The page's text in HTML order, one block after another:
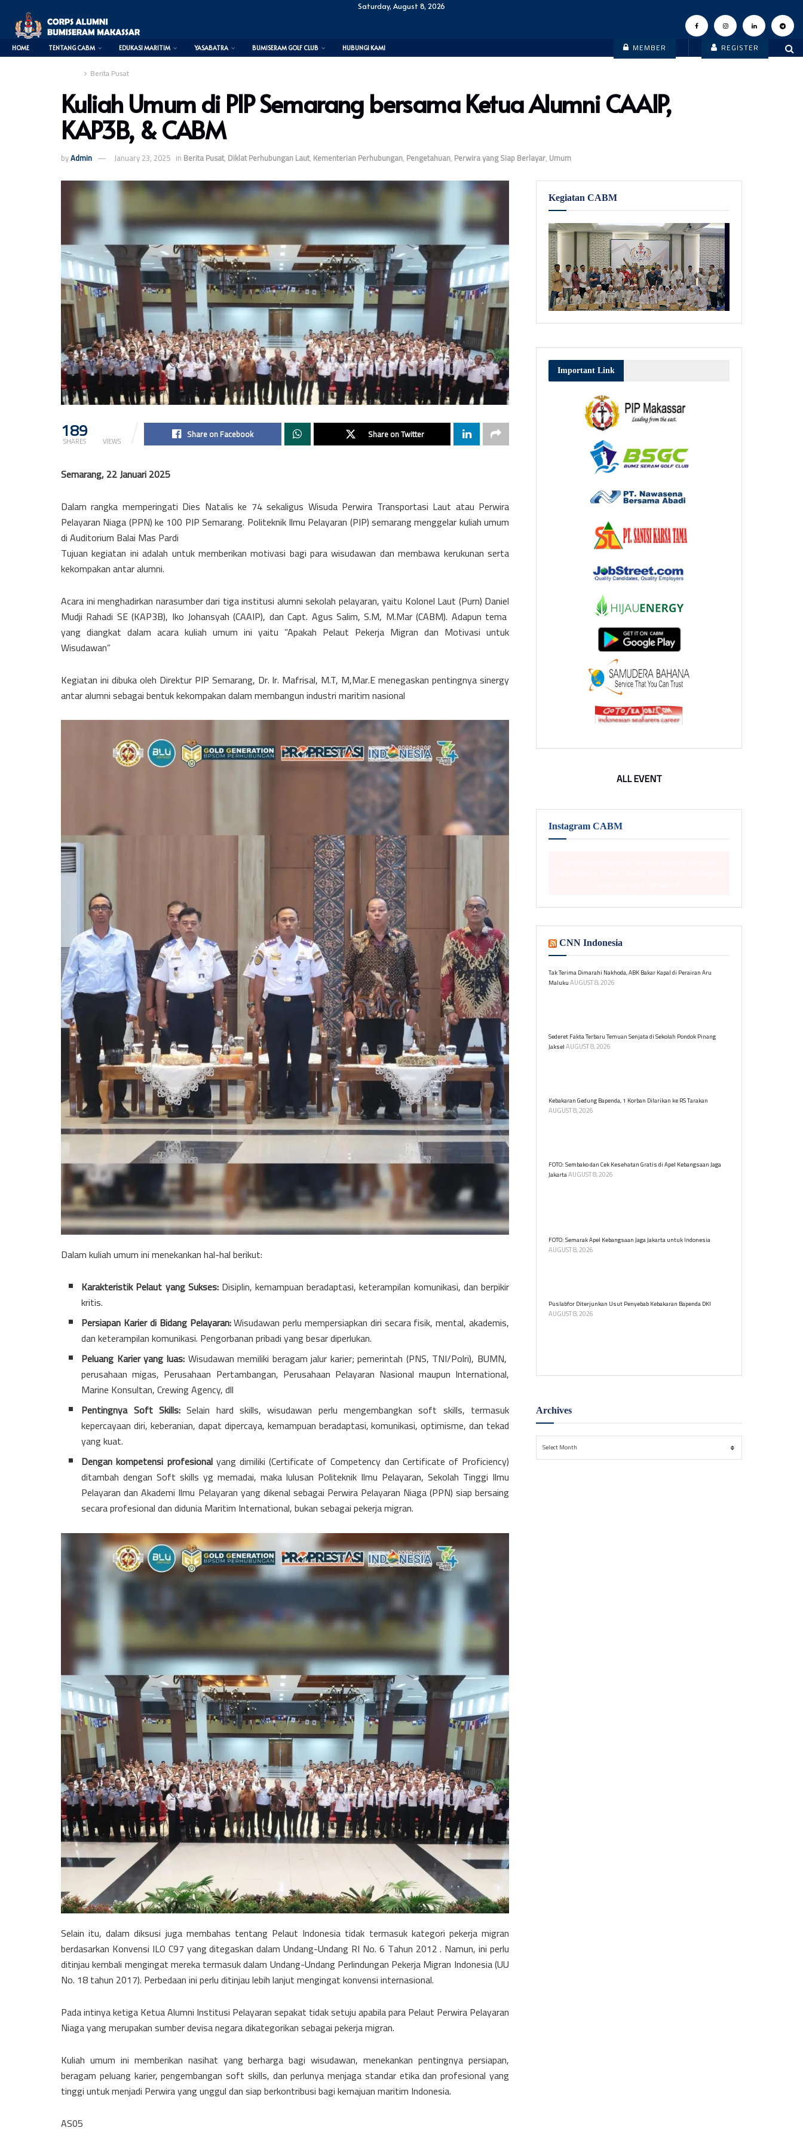
Saturday, August 8, 2026
HOME TENTANG CABM EDUKASI MARITIM YASABATRA BUMISERAM GOLF CLUB HUBUNGI KAMI MEMBER
REGISTER
Berita Pusat
Kuliah Umum di PIP Semarang bersama Ketua Alumni CAAIP,
KAP3B, & CABM
byAdmin January 23, 2025 in Berita Pusat, Diklat Perhubungan Laut, Kementerian Perhubungan, Pengetahuan, Perwira yang Siap Berlayar, Umum
189
SHARES VIEWS Share on Facebook Share on Twitter
Semarang, 22 Januari 2025
Dalam rangka memperingati Dies Natalis ke 74 sekaligus Wisuda Perwira Transportasi Laut atau Perwira
Pelayaran Niaga (PPN) ke 100 PIP Semarang. Politeknik Ilmu Pelayaran (PIP) semarang menggelar kuliah umum
di Auditorium Balai Mas Pardi
Tujuan kegiatan ini adalah untuk memberikan motivasi bagi para wisudawan dan membawa kerukunan serta
kekompakan antar alumni.
Acara ini menghadirkan narasumber dari tiga institusi alumni sekolah pelayaran, yaitu Kolonel Laut (Purn) Daniel
Mudji Rahadi SE (KAP3B), Iko Johansyah (CAAIP), dan Capt. Agus Salim, S.M, M.Mar (CABM). Adapun tema
yang diangkat dalam acara kuliah umum ini yaitu ”Apakah Pelaut Pekerja Migran dan Motivasi untuk
Wisudawan”
Kegiatan ini dibuka oleh Direktur PIP Semarang, Dr. Ir. Mafrisal, M.T, M,Mar.E menegaskan pentingnya sinergy
antar alumni sebagai bentuk kekompakan dalam membangun industri maritim nasional
Dalam kuliah umum ini menekankan hal-hal berikut:
Karakteristik Pelaut yang Sukses:Disiplin, kemampuan beradaptasi, keterampilan komunikasi, dan berpikir
kritis.
Persiapan Karier di Bidang Pelayaran:Wisudawan perlu mempersiapkan diri secara fisik, mental, akademis,
dan keterampilan komunikasi. Pengorbanan pribadi yang besar diperlukan.
Peluang Karier yang luas:Wisudawan memiliki beragam jalur karier; pemerintah (PNS, TNI/Polri), BUMN,
perusahaan migas, Perusahaan Pertambangan, Perusahaan Pelayaran Nasional maupun International,
Marine Konsultan, Crewing Agency, dll
Pentingnya Soft Skills:Selain hard skills, wisudawan perlu mengembangkan soft skills, termasuk
kepercayaan diri, keberanian, dapat dipercaya, kemampuan beradaptasi, komunikasi, optimisme, dan tekad
yang kuat.
Dengan kompetensi profesionalyang dimiliki (Certificate of Competency dan Certificate of Proficiency)
ditambah dengan Soft skills yg memadai, maka lulusan Politeknik Ilmu Pelayaran, Sekolah Tinggi Ilmu
Pelayaran dan Akademi Ilmu Pelayaran yang dikenal sebagai Perwira Pelayaran Niaga (PPN) siap bersaing
secara profesional dan didunia Maritim International, bukan sebagai pekerja migran.
Selain itu, dalam diksusi juga membahas tentang Pelaut Indonesia tidak termasuk kategori pekerja migran
berdasarkan Konvensi ILO C97 yang ditegaskan dalam Undang-Undang RI No. 6 Tahun 2012 . Namun, ini perlu
ditinjau kembali mengingat mereka termasuk dalam Undang-Undang Perlindungan Pekerja Migran Indonesia (UU
No. 18 tahun 2017). Perbedaan ini perlu ditinjau lebih lanjut mengingat konvensi internasional.
Pada intinya ketiga Ketua Alumni Institusi Pelayaran sepakat tidak setuju apabila para Pelaut Perwira Pelayaran
Niaga yang merupakan sumber devisa negara dikategorikan sebagai pekerja migran.
Kuliah umum ini memberikan nasihat yang berharga bagi wisudawan, menekankan pentingnya persiapan,
beragam peluang karier, pengembangan soft skills, dan perlunya menjaga standar etika dan profesional yang
tinggi untuk menjadi Perwira yang unggul dan siap berkontribusi bagi kemajuan maritim Indonesia.
AS05
Kegiatan CABM
Important Link
ALL EVENT
Instagram CABM
CNN Indonesia
Tak Terima Dimarahi Nakhoda, ABK Bakar Kapal di Perairan Aru
MalukuAUGUST 8, 2026
Sederet Fakta Terbaru Temuan Senjata di Sekolah Pondok Pinang
JakselAUGUST 8, 2026
Kebakaran Gedung Bapenda, 1 Korban Dilarikan ke RS Tarakan
AUGUST 8, 2026
FOTO: Sembako dan Cek Kesehatan Gratis di Apel Kebangsaan Jaga
JakartaAUGUST 8, 2026
FOTO: Semarak Apel Kebangsaan Jaga Jakarta untuk Indonesia
AUGUST 8, 2026
Puslabfor Diterjunkan Usut Penyebab Kebakaran Bapenda DKI
AUGUST 8, 2026
Archives
Archives
Select Month